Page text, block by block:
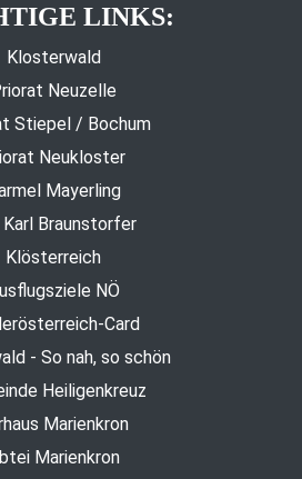
LINKS:
Klosterwald
Neuzelle
Stiepel / Bochum
Neukloster
Mayerling
Braunstorfer
Klösterreich
NÖ
Card
- So nah, so schön
Heiligenkreuz
Marienkron
Marienkron